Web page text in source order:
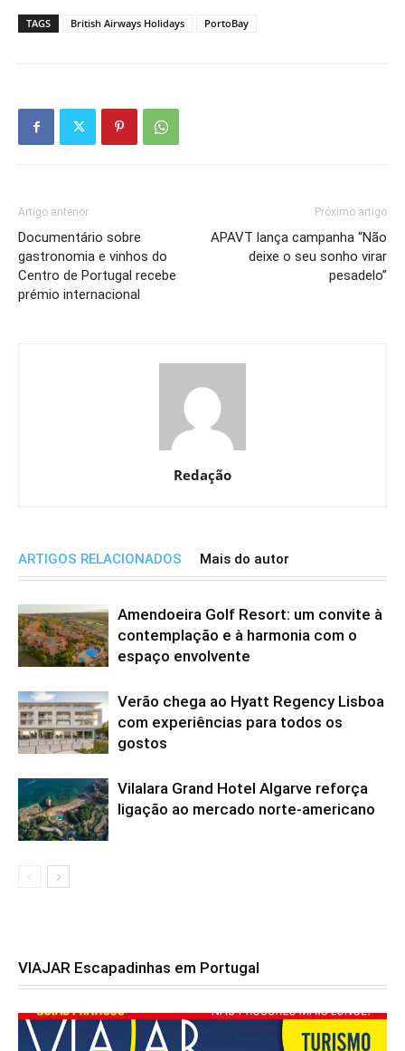
TAGS British Airways Holidays PortoBay
Artigo anterior
Documentário sobre
gastronomia e vinhos do
Centro de Portugal recebe
prémio internacional
Próximo artigo
APAVT lança campanha “Não
deixe o seu sonho virar
pesadelo”
Redação
ARTIGOS RELACIONADOS Mais do autor
Amendoeira Golf Resort: um convite à
contemplação e à harmonia com o
espaço envolvente
Verão chega ao Hyatt Regency Lisboa
com experiências para todos os
gostos
Vilalara Grand Hotel Algarve reforça
ligação ao mercado norte-americano
VIAJAR Escapadinhas em Portugal